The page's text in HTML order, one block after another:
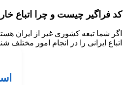
کد فراگیر چیست و چرا اتباع
اگر شما تبعه کشوری غیر از ایران
اتباع ایرانی را در انجام امور